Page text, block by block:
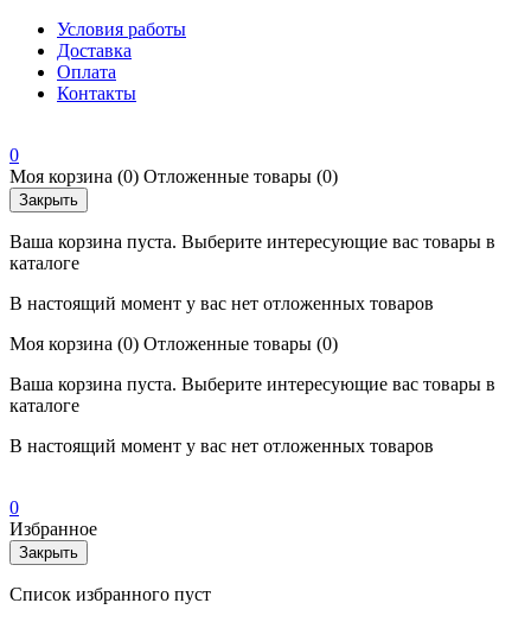
Условия работы
Доставка
Оплата
Контакты
0
Моя корзина (0) Отложенные товары (0)
Закрыть
Ваша корзина пуста. Выберите интересующие вас товары в
каталоге
В настоящий момент у вас нет отложенных товаров
Моя корзина (0) Отложенные товары (0)
Ваша корзина пуста. Выберите интересующие вас товары в
каталоге
В настоящий момент у вас нет отложенных товаров
0
Избранное
Закрыть
Список избранного пуст